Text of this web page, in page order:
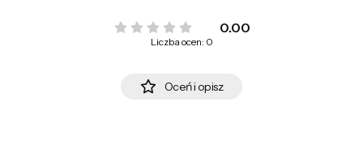
0.00
Liczba ocen: 0
Oceń i opisz